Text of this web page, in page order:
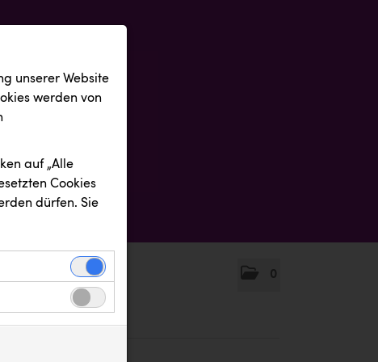
0
unserer Website
werden von
auf „Alle
Cookies
dürfen. Sie
einwandfreie